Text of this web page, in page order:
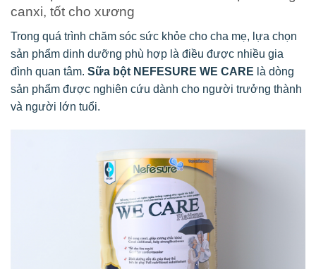
canxi, tốt cho xương
Trong quá trình chăm sóc sức khỏe cho cha mẹ, lựa chọn
sản phẩm dinh dưỡng phù hợp là điều được nhiều gia
đình quan tâm. Sữa bột NEFESURE WE CARE là dòng
sản phẩm được nghiên cứu dành cho người trưởng thành
và người lớn tuổi.